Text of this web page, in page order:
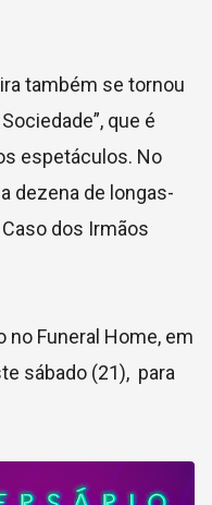
também se tornou
que é
espetáculos. No
dezena de longas-
dos Irmãos
no Funeral Home, em
sábado (21), para